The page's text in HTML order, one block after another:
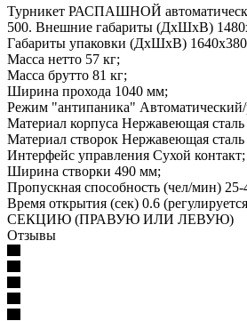
Турникет РАСПАШНОЙ
500. Внешние габариты (ДхШхВ)
Габариты упаковки (ДхШхВ)
Масса нетто 57 кг;
Масса брутто 81 кг;
Ширина прохода 1040 мм;
Режим "антипаника"
Материал корпуса Нержавеющая
Материал створок Нержавеющая
Интерфейс управления Сухой контакт;
Ширина створки 490 мм;
Пропускная способность (чел/мин) 25-
Время открытия (сек) 0.6
СЕКЦИЮ (ПРАВУЮ ИЛИ ЛЕВУЮ)
Отзывы